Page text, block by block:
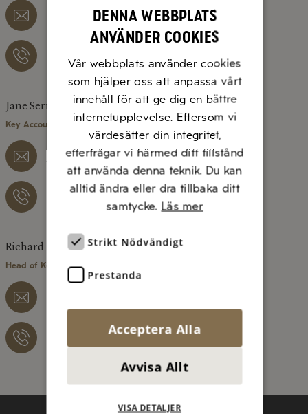
anna.lofgren@diluca.se
Jane Sernemo
Key Account Manager, Region Väst/Syd
jane.sernemo@diluca.se
Richard Hermansson
Head of Key Account Manager
076 – 526 41 21
Denna webbplats
använder cookies
Vår webbplats använder cookies
som hjälper oss att anpassa vårt
innehåll för att ge dig en bättre
internetupplevelse. Eftersom vi
värdesätter din integritet,
efterfrågar vi härmed ditt tillstånd
att använda denna teknik. Du kan
alltid ändra eller dra tillbaka ditt
samtycke. Läs mer
Strikt Nödvändigt
Prestanda
Acceptera Alla
Avvisa Allt
VISA DETALJER